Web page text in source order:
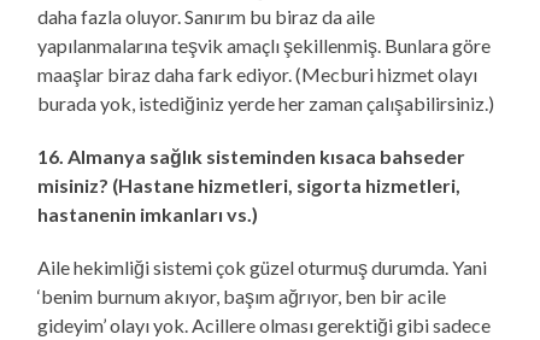
daha fazla oluyor. Sanırım bu biraz da aile
yapılanmalarına teşvik amaçlı şekillenmiş. Bunlara göre
maaşlar biraz daha fark ediyor. (Mecburi hizmet olayı
burada yok, istediğiniz yerde her zaman çalışabilirsiniz.)
16. Almanya sağlık sisteminden kısaca bahseder
misiniz? (Hastane hizmetleri, sigorta hizmetleri,
hastanenin imkanları vs.)
Aile hekimliği sistemi çok güzel oturmuş durumda. Yani
‘benim burnum akıyor, başım ağrıyor, ben bir acile
gideyim’ olayı yok. Acillere olması gerektiği gibi sadece